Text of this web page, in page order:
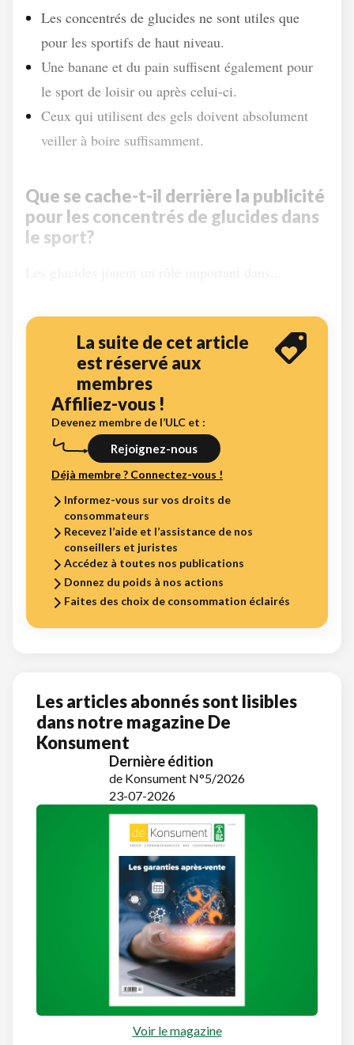
Les concentrés de glucides ne sont utiles que
pour les sportifs de haut niveau.
Une banane et du pain suffisent également pour
le sport de loisir ou après celui-ci.
Ceux qui utilisent des gels doivent absolument
veiller à boire suffisamment.
Que se cache-t-il derrière la publicité
pour les concentrés de glucides dans
le sport?
La suite de cet article
est réservé aux
membres
Affiliez-vous !
Devenez membre de l’ULC et :
Rejoignez-nous
Déjà membre ? Connectez-vous !
Informez-vous sur vos droits de
consommateurs
Recevez l’aide et l’assistance de nos
conseillers et juristes
Accédez à toutes nos publications
Donnez du poids à nos actions
Faites des choix de consommation éclairés
Les articles abonnés sont lisibles
dans notre magazine De
Konsument
Dernière édition
de Konsument N°5/2026
23-07-2026
Voir le magazine